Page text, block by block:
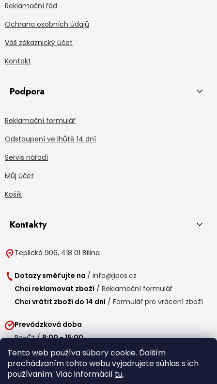
Tento web používa súbory cookie. Ďalším
prechádzaním tohto webu vyjadrujete súhlas s ich
používaním. Viac informácií tu.
Reklamační řád
Ochrana osobních údajů
Váš zákaznický účet
Kontakt
Podpora
Reklamační formulář
Odstoupení ve lhůtě 14 dní
Servis nářadí
Můj účet
Košík
Kontakty
Teplická 906, 418 01 Bílina
Dotazy směřujte na / info@jipos.cz
Chci reklamovat zboží / Reklamační formulář
Chci vrátit zboží do 14 dní / Formulář pro vrácení zboží
Prevádzková doba
Po-Čt /8:00 - 15:00
Pá / 7:30 - 14:30
Obedňajšia prestávka /11:00 - 11:30